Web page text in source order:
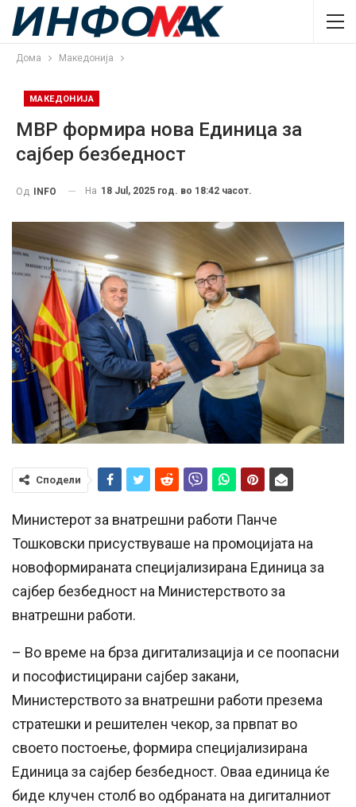
Дома Македонија
МАКЕДОНИЈА
МВР формира нова Единица за
сајбер безбедност
Од INFO На 18 Jul, 2025 год. во 18:42 часот.
Сподели
Министерот за внатрешни работи Панче
Тошковски присуствуваше на промоцијата на
новоформираната специјализирана Единица за
сајбер безбедност на Министерството за
внатрешни работи.
– Во време на брза дигитализација и се поопасни
и пософистицирани сајбер закани,
Министерството за внатрешни работи презема
стратешки и решителен чекор, за првпат во
своето постоење, формира специјализирана
Единица за сајбер безбедност. Оваа единица ќе
биде клучен столб во одбраната на дигиталниот